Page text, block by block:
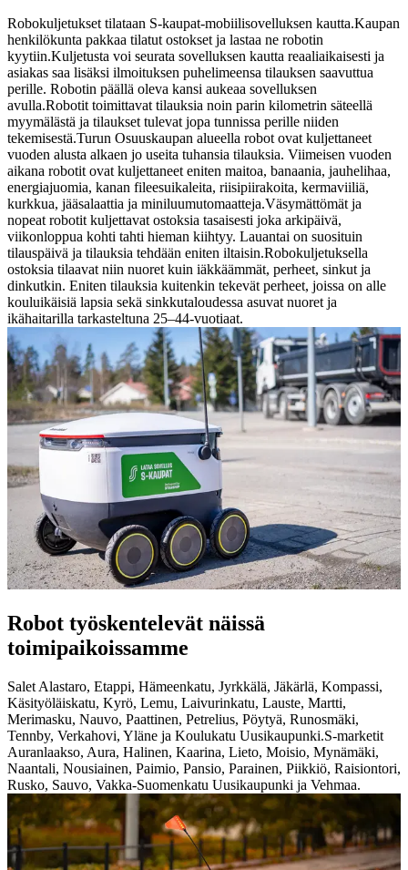
Robokuljetukset tilataan S-kaupat-mobiilisovelluksen kautta.Kaupan
henkilökunta pakkaa tilatut ostokset ja lastaa ne robotin
kyytiin.Kuljetusta voi seurata sovelluksen kautta reaaliaikaisesti ja
asiakas saa lisäksi ilmoituksen puhelimeensa tilauksen saavuttua
perille. Robotin päällä oleva kansi aukeaa sovelluksen
avulla.Robotit toimittavat tilauksia noin parin kilometrin säteellä
myymälästä ja tilaukset tulevat jopa tunnissa perille niiden
tekemisestä.Turun Osuuskaupan alueella robot ovat kuljettaneet
vuoden alusta alkaen jo useita tuhansia tilauksia. Viimeisen vuoden
aikana robotit ovat kuljettaneet eniten maitoa, banaania, jauhelihaa,
energiajuomia, kanan fileesuikaleita, riisipiirakoita, kermaviiliä,
kurkkua, jääsalaattia ja miniluumutomaatteja.Väsymättömät ja
nopeat robotit kuljettavat ostoksia tasaisesti joka arkipäivä,
viikonloppua kohti tahti hieman kiihtyy. Lauantai on suosituin
tilauspäivä ja tilauksia tehdään eniten iltaisin.Robokuljetuksella
ostoksia tilaavat niin nuoret kuin iäkkäämmät, perheet, sinkut ja
dinkutkin. Eniten tilauksia kuitenkin tekevät perheet, joissa on alle
kouluikäisiä lapsia sekä sinkkutaloudessa asuvat nuoret ja
ikähaitarilla tarkasteltuna 25–44-vuotiaat.
Robot työskentelevät näissä
toimipaikoissamme
Salet Alastaro, Etappi, Hämeenkatu, Jyrkkälä, Jäkärlä, Kompassi,
Käsityöläiskatu, Kyrö, Lemu, Laivurinkatu, Lauste, Martti,
Merimasku, Nauvo, Paattinen, Petrelius, Pöytyä, Runosmäki,
Tennby, Verkahovi, Yläne ja Koulukatu Uusikaupunki.S-marketit
Auranlaakso, Aura, Halinen, Kaarina, Lieto, Moisio, Mynämäki,
Naantali, Nousiainen, Paimio, Pansio, Parainen, Piikkiö, Raisiontori,
Rusko, Sauvo, Vakka-Suomenkatu Uusikaupunki ja Vehmaa.